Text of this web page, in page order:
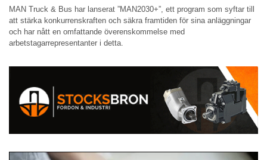
MAN Truck & Bus har lanserat ”MAN2030+”, ett program som syftar till
att stärka konkurrenskraften och säkra framtiden för sina anläggningar
och har nått en omfattande överenskommelse med
arbetstagarrepresentanter i detta.